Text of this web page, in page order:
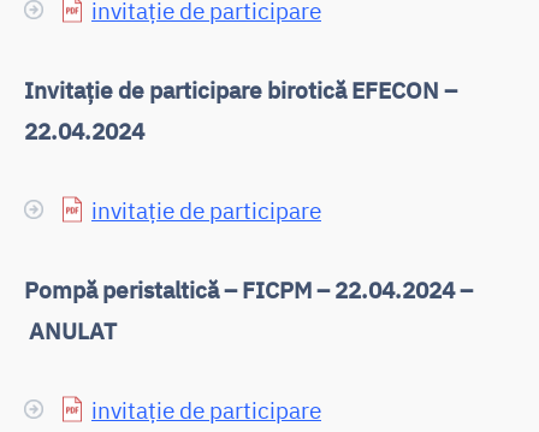
invitație de participare
Invitație de participare birotică EFECON –
22.04.2024
invitație de participare
Pompă peristaltică – FICPM – 22.04.2024 –
ANULAT
invitație de participare